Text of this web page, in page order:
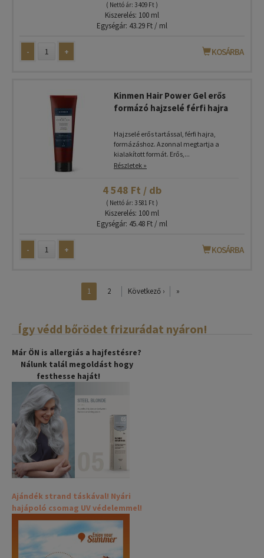
( Nettó ár: 3 409 Ft )
Kiszerelés: 100 ml
Egységár: 43.29 Ft / ml
- + KOSÁRBA
Kinmen Hair Power Gel erős
formázó hajzselé férfi hajra
Hajzselé erős tartással, férfi hajra,
formázáshoz. Azonnal megtartja a
kialakított formát. Erős,...
Részletek »
4 548 Ft / db
( Nettó ár: 3 581 Ft )
Kiszerelés: 100 ml
Egységár: 45.48 Ft / ml
- + KOSÁRBA
1 2 Következő › »
Így védd bőrödet frizurádat nyáron!
Már ÖN is allergiás a hajfestésre?
Nálunk talál megoldást hogy
festhesse haját!
Ajándék strand táskával! Nyári
hajápoló csomag UV védelemmel!